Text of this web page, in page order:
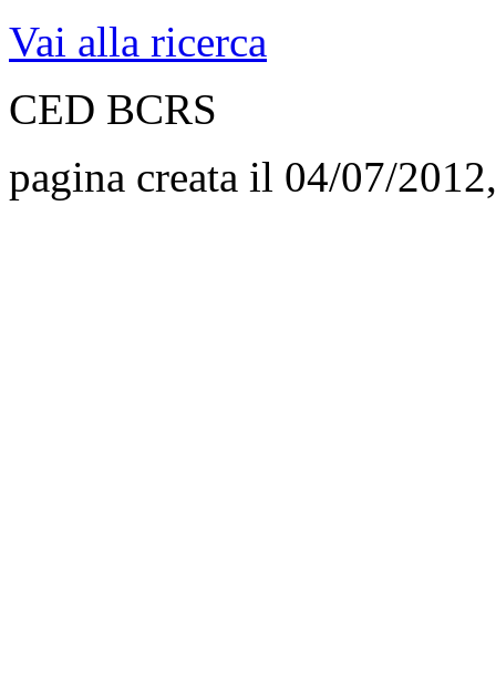
Vai alla ricerca
CED BCRS
pagina creata il 04/07/